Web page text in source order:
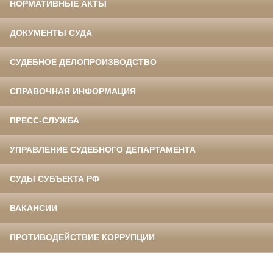
НОРМАТИВНЫЕ АКТЫ
ДОКУМЕНТЫ СУДА
СУДЕБНОЕ ДЕЛОПРОИЗВОДСТВО
СПРАВОЧНАЯ ИНФОРМАЦИЯ
ПРЕСС-СЛУЖБА
УПРАВЛЕНИЕ СУДЕБНОГО ДЕПАРТАМЕНТА
СУДЫ СУБЪЕКТА РФ
ВАКАНСИИ
ПРОТИВОДЕЙСТВИЕ КОРРУПЦИИ